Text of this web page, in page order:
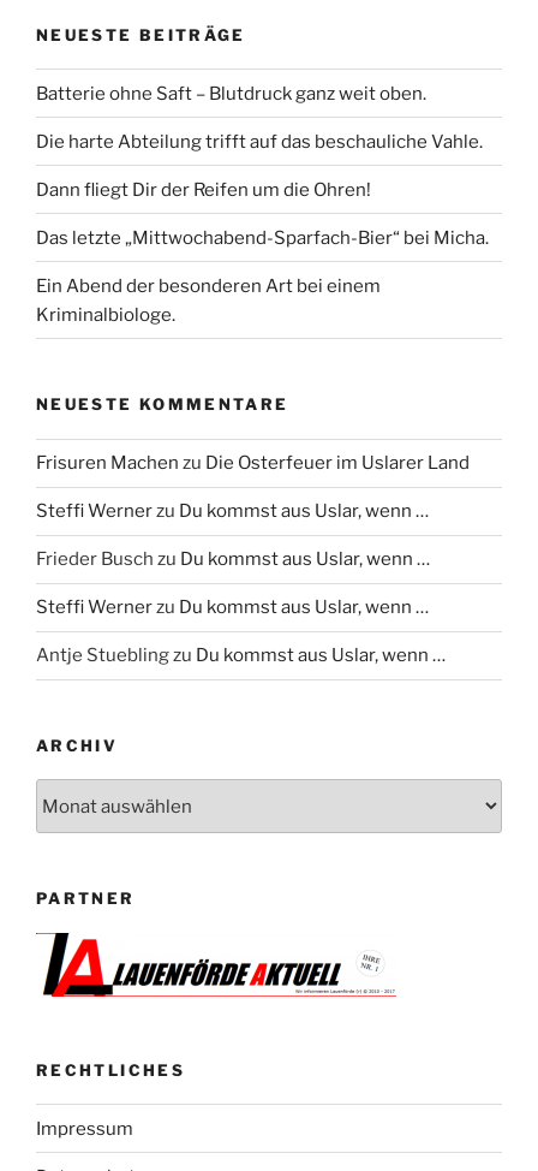
NEUESTE BEITRÄGE
Batterie ohne Saft – Blutdruck ganz weit oben.
Die harte Abteilung trifft auf das beschauliche Vahle.
Dann fliegt Dir der Reifen um die Ohren!
Das letzte „Mittwochabend-Sparfach-Bier“ bei Micha.
Ein Abend der besonderen Art bei einem
Kriminalbiologe.
NEUESTE KOMMENTARE
Frisuren Machen zu Die Osterfeuer im Uslarer Land
Steffi Wernerzu Du kommst aus Uslar, wenn …
Frieder Busch zu Du kommst aus Uslar, wenn …
Steffi Wernerzu Du kommst aus Uslar, wenn …
Antje Stueblingzu Du kommst aus Uslar, wenn …
ARCHIV
PARTNER
RECHTLICHES
Impressum